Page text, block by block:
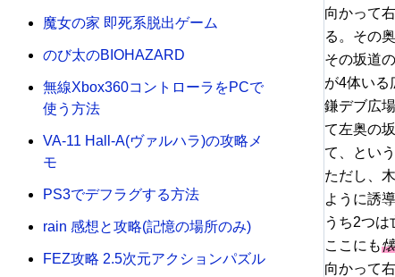
魔女の家 即死系脱出ゲーム
のび太のBIOHAZARD
無線Xbox360コントローラをPCで
使う方法
VA-11 Hall-A(ヴァルハラ)の攻略メ
モ
PS3でデフラグする方法
rain 感想と攻略(記憶の場所のみ)
FEZ攻略 2.5次元アクションパズル
向かって
る。その
その坂道
が4体いる
鎌デブ広
て左奥の
て、とい
ただし、
ように誘導
うち2つは
ここにも
向かって